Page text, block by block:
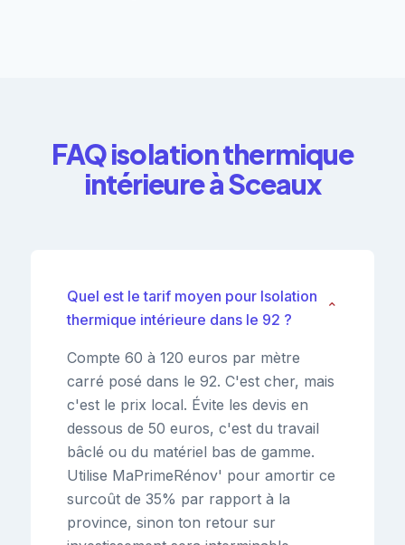
FAQ isolation thermique
intérieure à Sceaux
Quel est le tarif moyen pour Isolation
thermique intérieure dans le 92 ?
⌄
Compte 60 à 120 euros par mètre
carré posé dans le 92. C'est cher, mais
c'est le prix local. Évite les devis en
dessous de 50 euros, c'est du travail
bâclé ou du matériel bas de gamme.
Utilise MaPrimeRénov' pour amortir ce
surcoût de 35% par rapport à la
province, sinon ton retour sur